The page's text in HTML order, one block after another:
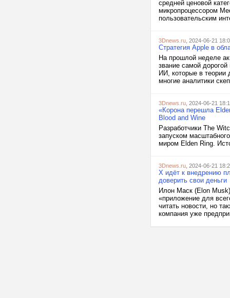
средней ценовой
микропроцессором
пользовательским
3Dnews.ru , 2024-06-21
Стратегия Apple в
На прошлой неделе
звание самой
ИИ, которые в теории
многие аналитики
3Dnews.ru , 2024-06-21
«Корона перешла
Blood and Wine
Разработчики The
запуском
миром Elden Ring.
3Dnews.ru , 2024-06-21
X идёт к внедрению
доверить свои деньги
Илон Маск (Elon
«приложение для
читать новости, но
компания уже